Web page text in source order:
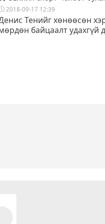
2018-09-17 12:39
Тенийг хөнөөсөн
байцаалт удахгүй